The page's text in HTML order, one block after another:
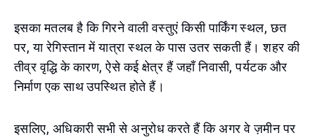
इसका मतलब है कि गिरने वाली वस्तुएं किसी पार्किंग स्थल, छत
पर, या रेगिस्तान में यात्रा स्थल के पास उतर सकती हैं। शहर की
तीव्र वृद्धि के कारण, ऐसे कई क्षेत्र हैं जहाँ निवासी, पर्यटक और
निर्माण एक साथ उपस्थित होते हैं।
इसलिए, अधिकारी सभी से अनुरोध करते हैं कि अगर वे ज़मीन पर